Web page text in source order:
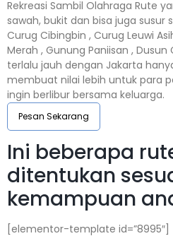
Rekreasi Sambil Olahraga Rute
sawah, bukit dan bisa juga susur
Curug Cibingbin , Curug Leuwi
Merah , Gunung Paniisan ,
terlalu jauh dengan Jakarta
membuat nilai lebih untuk para
ingin berlibur bersama keluarga.
Pesan Sekarang
Ini beberapa
ditentukan
kemampuan
[elementor-template id=”8995″]